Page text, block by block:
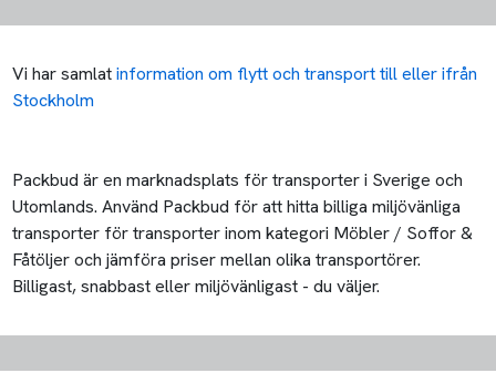
Vi har samlatinformation om flytt och transport till eller ifrån
Stockholm
Packbud är en marknadsplats för transporter i Sverige och
Utomlands. Använd Packbud för att hitta billiga miljövänliga
transporter för transporter inom kategori Möbler / Soffor &
Fåtöljer och jämföra priser mellan olika transportörer.
Billigast, snabbast eller miljövänligast - du väljer.